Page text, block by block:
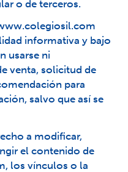
o de terceros.
informativa y bajo
usarse ni
venta, solicitud de
para
salvo que así se
a modificar,
el contenido de
, los vínculos o la